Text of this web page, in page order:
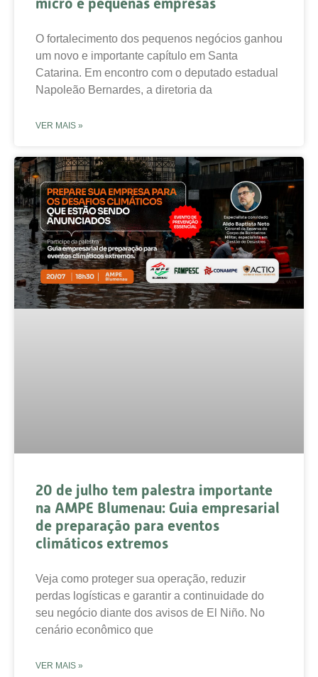
micro e pequenas empresas
O fortalecimento dos pequenos negócios ganhou
um novo e importante capítulo em Santa
Catarina. Em encontro com o deputado estadual
Napoleão Bernardes, a diretoria da
VER MAIS »
20 de julho tem palestra importante
na AMPE Blumenau: Guia empresarial
de preparação para eventos
climáticos extremos
Veja como proteger sua operação, reduzir
perdas logísticas e garantir a continuidade do
seu negócio diante dos avisos de El Niño. No
cenário econômico que
VER MAIS »